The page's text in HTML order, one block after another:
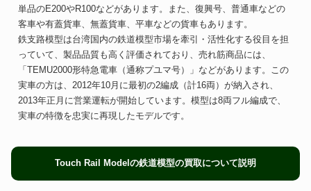
単品のE200やR100などがあります。また、復興号、普通車などの
客車や有蓋貨車、無蓋貨車、平車などの貨車もあります。
鉄支路模型は台湾国内の鉄道模型市場を牽引・活性化する役目を担
っていて、製品品質も高く評価されており、売れ筋商品には、
「TEMU2000形特急電車（通称プユマ号）」などがあります。この
実車の方は、2012年10月に最初の2編成（計16両）が納入され、
2013年正月に営業運転が開始しています。模型は8両フル編成で、
実車の特徴を忠実に再現したモデルです。
Touch Rail Modelの鉄道模型の買取について説明